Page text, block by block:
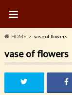
HOME vase of flowers
vase of flowers